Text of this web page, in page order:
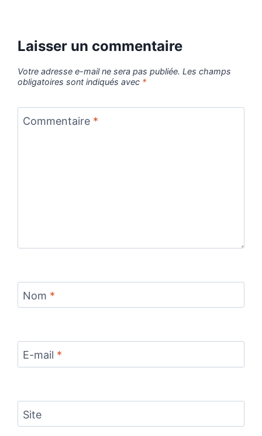
Laisser un commentaire
Votre adresse e-mail ne sera pas publiée. Les champs
obligatoires sont indiqués avec *
Commentaire *
Nom *
E-mail *
Site